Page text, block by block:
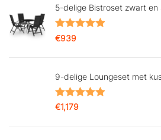
5-delige Bistroset zwart en
Gewaardeerd
€939
9-delige Loungeset met
Gewaardeerd
€1,179